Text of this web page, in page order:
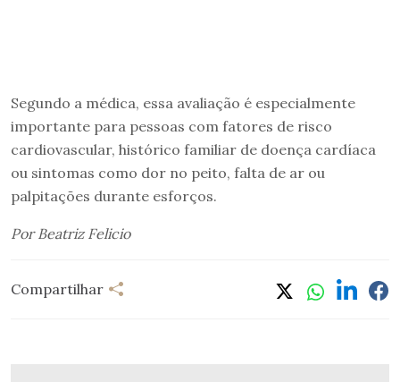
Segundo a médica, essa avaliação é especialmente
importante para pessoas com fatores de risco
cardiovascular, histórico familiar de doença cardíaca
ou sintomas como dor no peito, falta de ar ou
palpitações durante esforços.
Por Beatriz Felicio
Compartilhar